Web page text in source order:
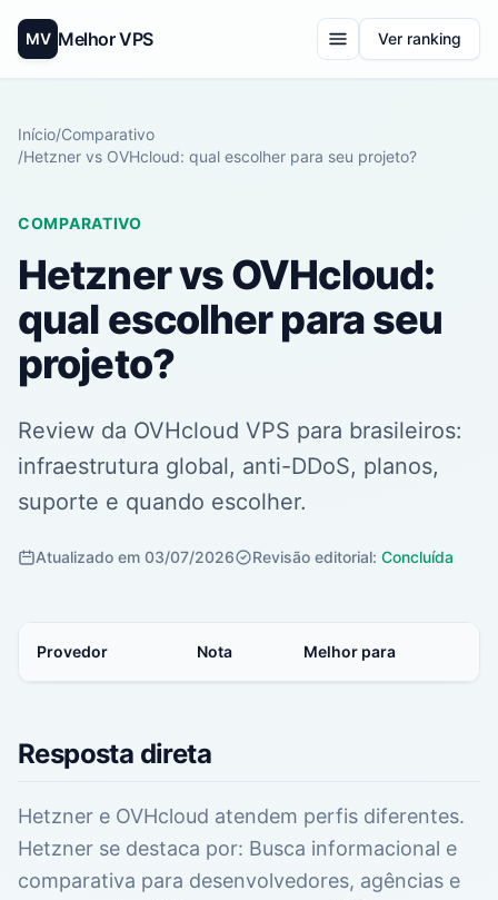
MV Melhor VPS Ver ranking
Início/Comparativo
/Hetzner vs OVHcloud: qual escolher para seu projeto?
COMPARATIVO
Hetzner vs OVHcloud:
qual escolher para seu
projeto?
Review da OVHcloud VPS para brasileiros:
infraestrutura global, anti-DDoS, planos,
suporte e quando escolher.
Atualizado em 03/07/2026 Revisão editorial: Concluída
Provedor Nota Melhor para
Resposta direta
Hetzner e OVHcloud atendem perfis diferentes.
Hetzner se destaca por: Busca informacional e
comparativa para desenvolvedores, agências e